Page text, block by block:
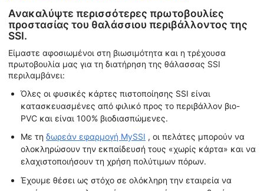
Ανακαλύψτε περισσότερες πρωτοβουλίες
προστασίας του θαλάσσιου περιβάλλοντος της
SSI.
Είμαστε αφοσιωμένοι στη βιωσιμότητα και η τρέχουσα
πρωτοβουλία μας για τη διατήρηση της θάλασσας SSI
περιλαμβάνει:
Όλες οι φυσικές κάρτες πιστοποίησης SSI είναι
κατασκευασμένες από φιλικό προς το περιβάλλον βιο-
PVC και είναι 100% βιοδιασπώμενες.
Με τη δωρεάν εφαρμογή MySSI , οι πελάτες μπορούν να
ολοκληρώσουν την εκπαίδευσή τους «χωρίς κάρτα» και να
ελαχιστοποιήσουν τη χρήση πολύτιμων πόρων.
Έχουμε θέσει ως στόχο σε ολόκληρη την εταιρεία να